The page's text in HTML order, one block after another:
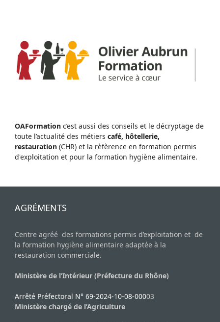
OAFormation c’est aussi des conseils et le décryptage de
toute l’actualité des métiers café, hôtellerie,
restauration (CHR) et la rèfèrence en formation permis
d'exploitation et pour la formation hygiène alimentaire.
AGRÉMENTS
Centre agréé des formations permis d’exploitation et de
la formation hygiène alimentaire adaptée à la
restauration commerciale.
Ministère de l’Intérieur (Préfecture du Rhône)
Arrêté Préfectoral N° 69-2024-10-08-00003
Ministère chargé de l’Agriculture